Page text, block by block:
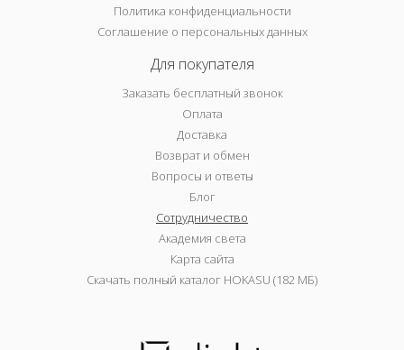
Политика конфиденциальности
Соглашение о персональных данных
Для покупателя
Заказать бесплатный звонок
Оплата
Доставка
Возврат и обмен
Вопросы и ответы
Блог
Сотрудничество
Академия света
Карта сайта
Скачать полный каталог HOKASU (182 МБ)